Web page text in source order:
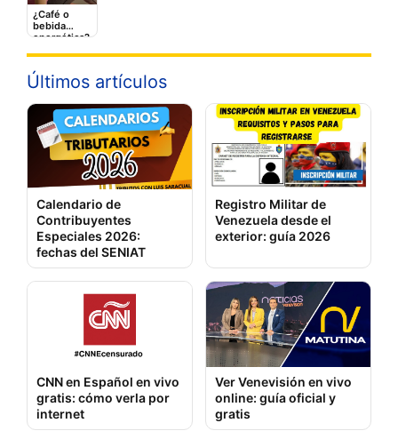
¿Café o
bebida
energética?
hace a tu
corazón
Últimos artículos
Calendario de
Contribuyentes
Especiales 2026:
fechas del SENIAT
Registro Militar de
Venezuela desde el
exterior: guía 2026
CNN en Español en vivo
gratis: cómo verla por
internet
Ver Venevisión en vivo
online: guía oficial y
gratis